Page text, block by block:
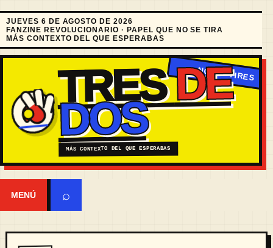
JUEVES 6 DE AGOSTO DE 2026
FANZINE REVOLUCIONARIO · PAPEL QUE NO SE TIRA
MÁS CONTEXTO DEL QUE ESPERABAS
TRESDE
DOS
MÁS CONTEXTO DEL QUE ESPERABAS
MENÚ ⌕